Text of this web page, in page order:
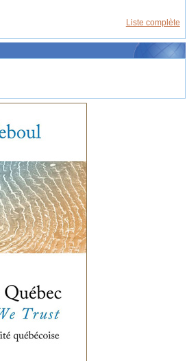
Liste complète